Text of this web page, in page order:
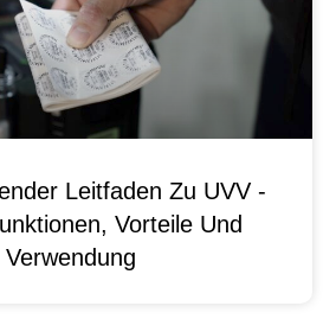
Leitfaden Zu UVV -
Vorteile Und
Verwendung